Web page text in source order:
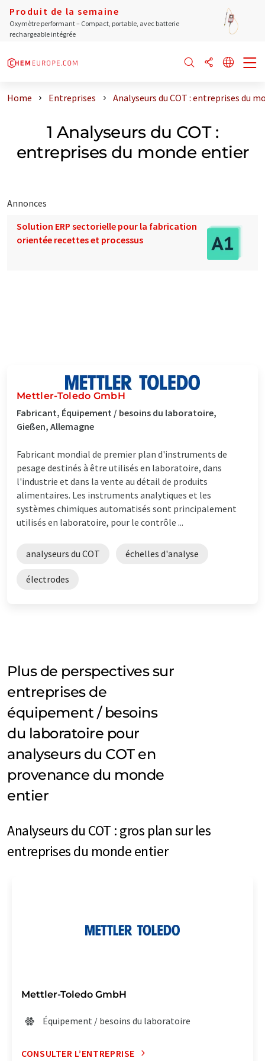
Produit de la semaine
Oxymètre performant – Compact, portable, avec batterie
rechargeable intégrée
Home Entreprises Analyseurs du COT : entreprises du
1 Analyseurs du COT :
entreprises du monde entier
Annonces
Solution ERP sectorielle pour la fabrication
orientée recettes et processus
Mettler-Toledo GmbH
Fabricant, Équipement / besoins du laboratoire,
Gießen, Allemagne
Fabricant mondial de premier plan d'instruments de
pesage destinés à être utilisés en laboratoire, dans
l'industrie et dans la vente au détail de produits
alimentaires. Les instruments analytiques et les
systèmes chimiques automatisés sont principalement
utilisés en laboratoire, pour le contrôle ...
analyseurs du COT échelles d'analyse
électrodes
Plus de perspectives sur
entreprises de
équipement / besoins
du laboratoire pour
analyseurs du COT en
provenance du monde
entier
Analyseurs du COT : gros plan sur les
entreprises du monde entier
Mettler-Toledo GmbH
Équipement / besoins du laboratoire
CONSULTER L’ENTREPRISE